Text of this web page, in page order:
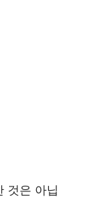
것은 아닙